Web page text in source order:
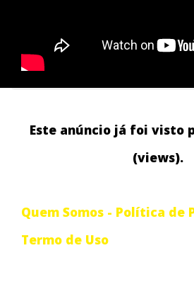
Este anúncio já foi visto
(views).
Quem Somos - Política de
Termo de Uso